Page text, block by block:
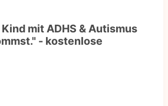
mit ADHS & Autismus
- kostenlose